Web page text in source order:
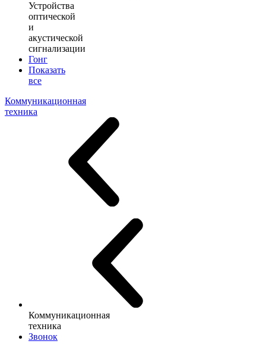
Устройства
оптической
и
акустической
сигнализации
Гонг
Показать
все
Коммуникационная
техника
Коммуникационная
техника
Звонок